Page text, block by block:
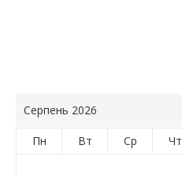
Серпень 2026
Пн Вт Ср Чт